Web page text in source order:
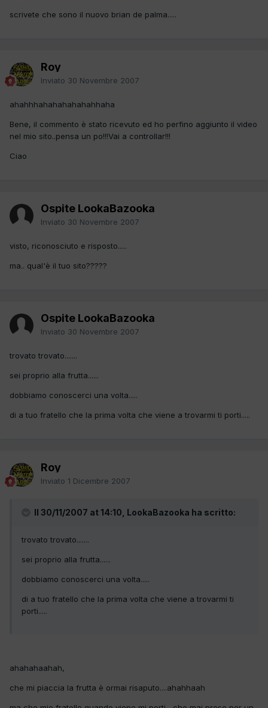
scrivete che sono il nuovo brian de palma.....
Roy
Inviato 30 Novembre 2007
ahahhhahahahahahahhaha
Bene, il commento è stato ricevuto ed ho perfino aggiunto il video
nel mio sito..pensa un po!!!Vai a controllar!!!
Ciao
Ospite LookaBazooka
Inviato 30 Novembre 2007
visto, riconosciuto e risposto.....
ma.. qual'è il tuo sito?????
Ospite LookaBazooka
Inviato 30 Novembre 2007
trovato trovato.......
sei proprio alla frutta......
dobbiamo conoscerci una volta.....
di a tuo fratello che la prima volta che viene a trovarmi ti porti.....
Roy
Inviato 1 Dicembre 2007
Il 30/11/2007 at 14:10, LookaBazooka ha scritto:
trovato trovato.......
sei proprio alla frutta......
dobbiamo conoscerci una volta.....
di a tuo fratello che la prima volta che viene a trovarmi ti
porti.....
ahahahaahah,
che mi piaccia la frutta è ormai risaputo....ahahhaah